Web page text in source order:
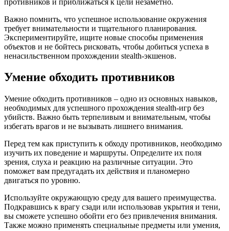
Важно помнить, что успешное использование окружения
требует внимательности и тщательного планирования.
Экспериментируйте, ищите новые способы применения
объектов и не бойтесь рисковать, чтобы добиться успеха в
ненасильственном прохождении stealth-экшенов.
Умение обходить противников
Умение обходить противников – одно из основных навыков,
необходимых для успешного прохождения stealth-игр без
убийств. Важно быть терпеливым и внимательным, чтобы
избегать врагов и не вызывать лишнего внимания.
Перед тем как приступить к обходу противников, необходимо
изучить их поведение и маршруты. Определите их поля
зрения, слуха и реакцию на различные ситуации. Это
поможет вам предугадать их действия и планомерно
двигаться по уровню.
Используйте окружающую среду для вашего преимущества.
Подкравшись к врагу сзади или использовав укрытия и тени,
вы сможете успешно обойти его без привлечения внимания.
Также можно применять специальные предметы или умения,